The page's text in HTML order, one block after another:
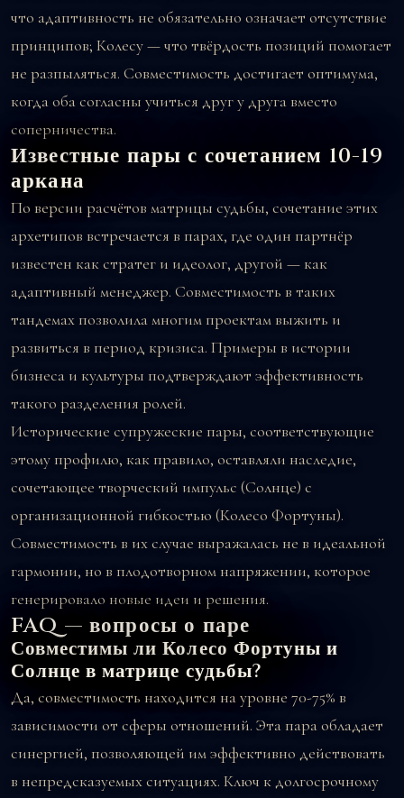
что адаптивность не обязательно означает отсутствие
принципов; Колесу — что твёрдость позиций помогает
не разпыляться. Совместимость достигает оптимума,
когда оба согласны учиться друг у друга вместо
соперничества.
Известные пары с сочетанием 10-19
аркана
По версии расчётов матрицы судьбы, сочетание этих
архетипов встречается в парах, где один партнёр
известен как стратег и идеолог, другой — как
адаптивный менеджер. Совместимость в таких
тандемах позволила многим проектам выжить и
развиться в период кризиса. Примеры в истории
бизнеса и культуры подтверждают эффективность
такого разделения ролей.
Исторические супружеские пары, соответствующие
этому профилю, как правило, оставляли наследие,
сочетающее творческий импульс (Солнце) с
организационной гибкостью (Колесо Фортуны).
Совместимость в их случае выражалась не в идеальной
гармонии, но в плодотворном напряжении, которое
генерировало новые идеи и решения.
FAQ — вопросы о паре
Совместимы ли Колесо Фортуны и
Солнце в матрице судьбы?
Да, совместимость находится на уровне 70-75% в
зависимости от сферы отношений. Эта пара обладает
синергией, позволяющей им эффективно действовать
в непредсказуемых ситуациях. Ключ к долгосрочному